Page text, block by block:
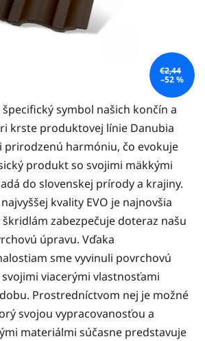
symbol našich končín a
krste produktovej línie Danubia
prirodzenú harmóniu, čo evokuje
produkt so svojimi mäkkými
do slovenskej prírody a krajiny.
kvality EVO je najnovšia
zabezpečuje doteraz našu
úpravu. Vďaka
sme vyvinuli povrchovú
viacerými vlastnosťami
Prostredníctvom nej je možné
svojou vypracovanosťou a
materiálmi súčasne predstavuje
€2,44
–52 %